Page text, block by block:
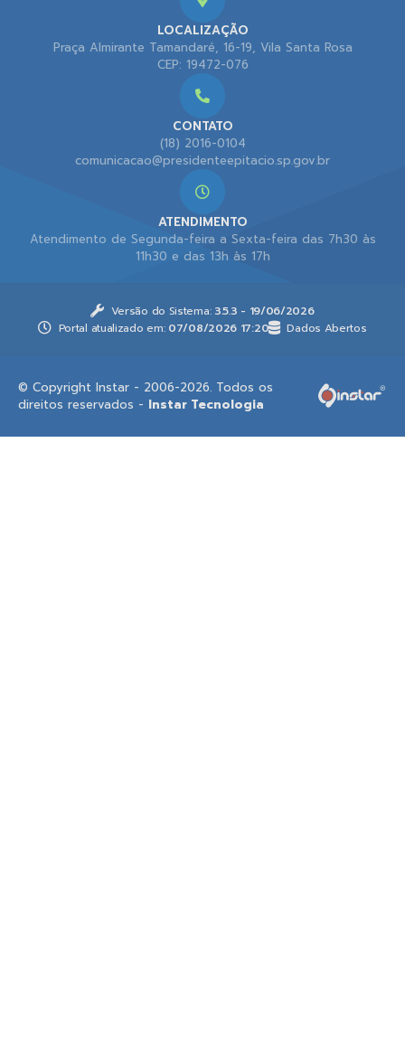
LOCALIZAÇÃO
Praça Almirante Tamandaré, 16-19, Vila Santa Rosa
CEP: 19472-076
CONTATO
(18) 2016-0104
comunicacao@presidenteepitacio.sp.gov.br
ATENDIMENTO
Atendimento de Segunda-feira a Sexta-feira das 7h30 às
11h30 e das 13h às 17h
Versão do Sistema: 3.5.3 - 19/06/2026
Portal atualizado em: 07/08/2026 17:20 Dados Abertos
© Copyright Instar - 2006-2026. Todos os
direitos reservados - Instar Tecnologia